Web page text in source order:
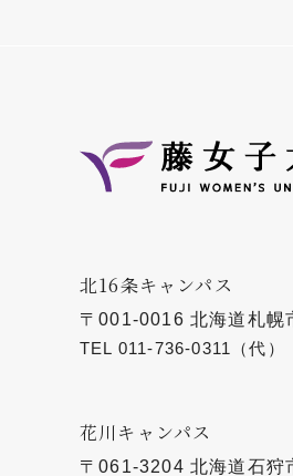
北16条キャンパス
〒001-0016 北海道札幌
TEL 011-736-0311 （代）
花川キャンパス
〒061-3204 北海道石狩